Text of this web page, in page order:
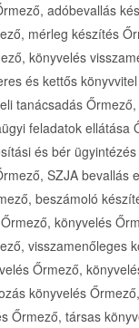
adóbevallás
mérleg készítés
könyvelés
és kettős
tanácsadás
feladatok ellátása
és bér
SZJA bevallás
beszámoló
könyvelés
visszamenőleges
Őrmező,
könyvelés
Őrmező, társas